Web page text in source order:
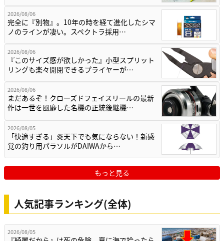
2026/08/06
完全に『別物』。10年の時を経て進化したシマ
ノのラインが凄い。スペクトラ採用…
2026/08/06
『このサイズ感が欲しかった』小型スプリット
リングも楽々開閉できるプライヤーが…
2026/08/06
まだあるぞ！クローズドフェイスリールの最新
作は一世を風靡した名機の正統後継機…
2026/08/05
「快適すぎる」炎天下でも気にならない！新感
覚の釣り用パラソルがDAIWAから…
もっと見る
人気記事ランキング(全体)
2026/08/05